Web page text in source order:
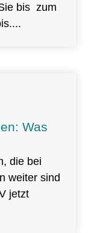
bis zum
Was
die bei
weiter sind
jetzt